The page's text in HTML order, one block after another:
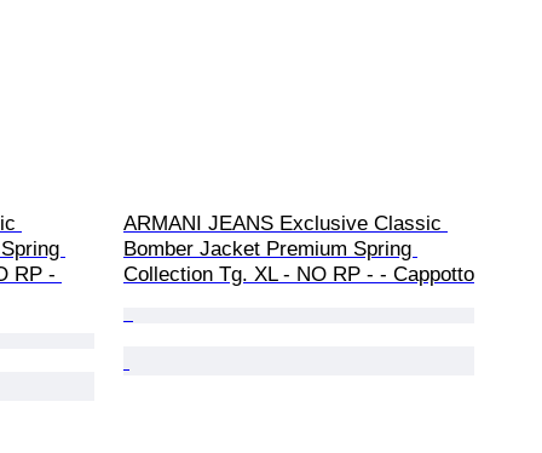
RP -
ARMANI JEANS Exclusive Classic
Bomber Jacket Premium Spring
Collection Tg. XL - NO RP - - Cappotto